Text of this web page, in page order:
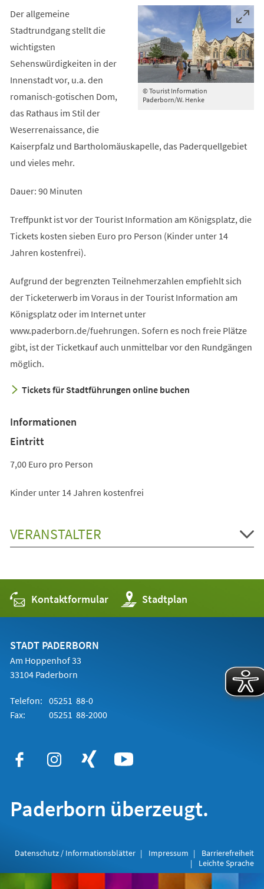
© Tourist Information
Paderborn/W. Henke
Der allgemeine
Stadtrundgang stellt die
wichtigsten
Sehenswürdigkeiten in der
Innenstadt vor, u.a. den
romanisch-gotischen Dom,
das Rathaus im Stil der
Weserrenaissance, die
Kaiserpfalz und Bartholomäuskapelle, das Paderquellgebiet
und vieles mehr.
Dauer: 90 Minuten
Treffpunkt ist vor der Tourist Information am Königsplatz, die
Tickets kosten sieben Euro pro Person (Kinder unter 14
Jahren kostenfrei).
Aufgrund der begrenzten Teilnehmerzahlen empfiehlt sich
der Ticketerwerb im Voraus in der Tourist Information am
Königsplatz oder im Internet unter
www.paderborn.de/fuehrungen. Sofern es noch freie Plätze
gibt, ist der Ticketkauf auch unmittelbar vor den Rundgängen
möglich.
Tickets für Stadtführungen online buchen
Informationen
Eintritt
7,00 Euro pro Person
Kinder unter 14 Jahren kostenfrei
VERANSTALTER
Kontaktformular Stadtplan
(Öffnet
in
einem
STADT PADERBORN
Am Hoppenhof 33
33104 Paderborn
Telefon: 05251 88-0
Fax:
05251 88-2000
Paderborn überzeugt.
Datenschutz / Informationsblätter Impressum
Barrierefreiheit
Leichte Sprache